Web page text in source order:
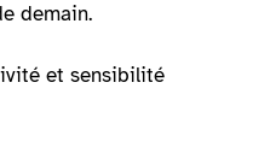
demain.
et sensibilité